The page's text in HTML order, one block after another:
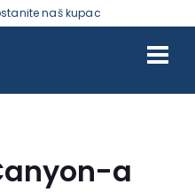
naš kupac
a